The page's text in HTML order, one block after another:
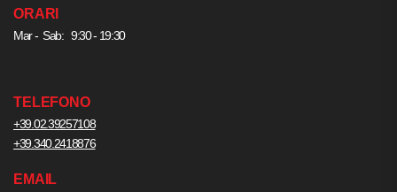
ORARI
Mar - Sab: 9:30 - 19:30
TELEFONO
+39.02.39257108
+39.340.2418876
EMAIL